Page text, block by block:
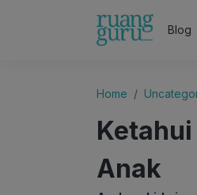
Blog
Home
Anak